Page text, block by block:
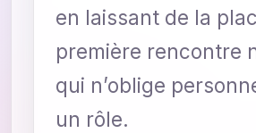
en laissant de la
première rencontre
qui n’oblige
un rôle.